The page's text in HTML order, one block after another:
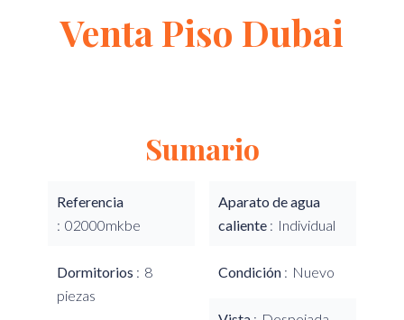
Venta Piso Dubai
Sumario
Referencia
02000mkbe
Dormitorios
8
piezas
Aparato de agua
caliente
Individual
Condición Nuevo